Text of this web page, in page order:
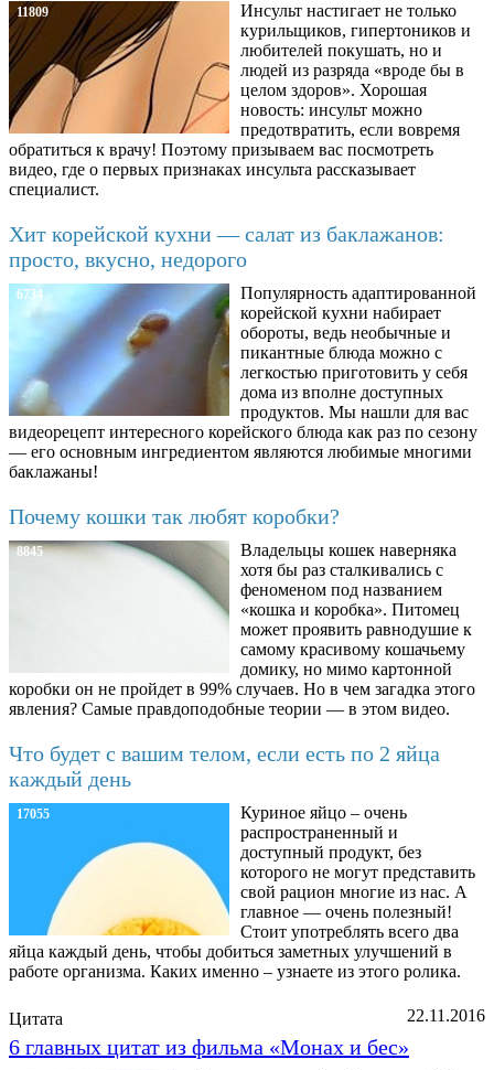
11809
Инсульт настигает не только
курильщиков, гипертоников и
любителей покушать, но и
людей из разряда «вроде бы в
целом здоров». Хорошая
новость: инсульт можно
предотвратить, если вовремя
обратиться к врачу! Поэтому призываем вас посмотреть
видео, где о первых признаках инсульта рассказывает
специалист.
Хит корейской кухни — салат из баклажанов:
просто, вкусно, недорого
6734
Популярность адаптированной
корейской кухни набирает
обороты, ведь необычные и
пикантные блюда можно с
легкостью приготовить у себя
дома из вполне доступных
продуктов. Мы нашли для вас
видеорецепт интересного корейского блюда как раз по сезону
— его основным ингредиентом являются любимые многими
баклажаны!
Почему кошки так любят коробки?
8845
Владельцы кошек наверняка
хотя бы раз сталкивались с
феноменом под названием
«кошка и коробка». Питомец
может проявить равнодушие к
самому красивому кошачьему
домику, но мимо картонной
коробки он не пройдет в 99% случаев. Но в чем загадка этого
явления? Самые правдоподобные теории — в этом видео.
Что будет с вашим телом, если есть по 2 яйца
каждый день
17055
Куриное яйцо – очень
распространенный и
доступный продукт, без
которого не могут представить
свой рацион многие из нас. А
главное — очень полезный!
Стоит употреблять всего два
яйца каждый день, чтобы добиться заметных улучшений в
работе организма. Каких именно – узнаете из этого ролика.
22.11.2016
Цитата
6 главных цитат из фильма «Монах и бес»